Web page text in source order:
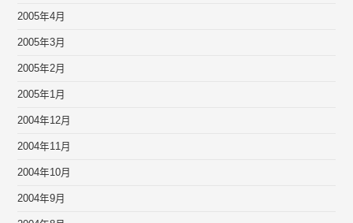
2005年4月
2005年3月
2005年2月
2005年1月
2004年12月
2004年11月
2004年10月
2004年9月